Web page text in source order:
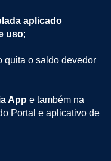
aplicado
uso;
quita o saldo devedor
App e também na
Portal e aplicativo de